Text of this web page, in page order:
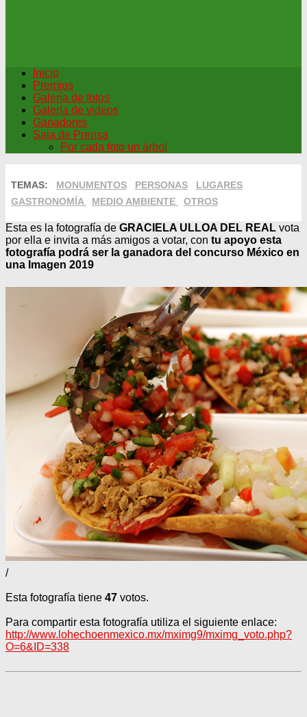
Inicio
Premios
Galería de fotos
Galería de videos
Ganadores
Sala de Prensa
Por cada foto un árbol
TEMAS: MONUMENTOS PERSONAS
LUGARES
GASTRONOMÍA
MEDIO AMBIENTE OTROS
Esta es la fotografía de GRACIELA ULLOA DEL REAL vota
por ella e invita a más amigos a votar, con tu apoyo esta
fotografía podrá ser la ganadora del concurso México en
una Imagen 2019
/
Esta fotografía tiene 47 votos.
Para compartir esta fotografía utiliza el siguiente enlace:
http://www.lohechoenmexico.mx/mximg9/mximg_voto.php?
O=6&ID=338